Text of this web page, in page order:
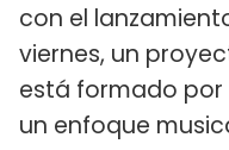
con el
viernes, un
está formado
un enfoque